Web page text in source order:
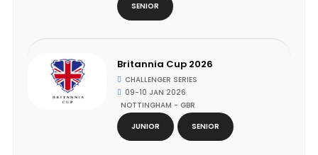
SENIOR
Britannia Cup 2026
CHALLENGER SERIES
09-10 JAN 2026
NOTTINGHAM - GBR
JUNIOR
SENIOR